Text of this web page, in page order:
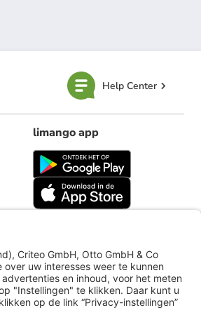
Help Center
limango app
limango.de limango.pl